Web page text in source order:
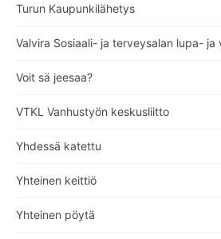
Turun Kaupunkilähetys
Valvira Sosiaali- ja terveysalan lupa- ja
Voit sä jeesaa?
VTKL Vanhustyön keskusliitto
Yhdessä katettu
Yhteinen keittiö
Yhteinen pöytä